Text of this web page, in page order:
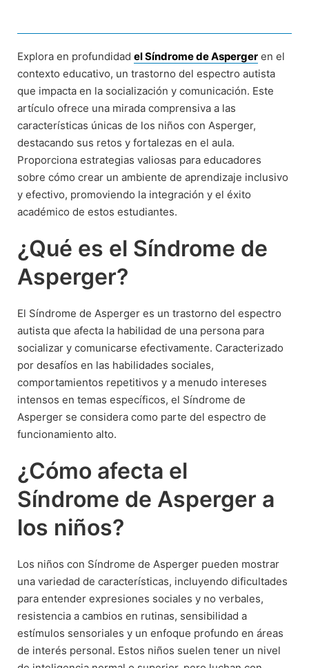
Explora en profundidad el Síndrome de Asperger en el
contexto educativo, un trastorno del espectro autista
que impacta en la socialización y comunicación. Este
artículo ofrece una mirada comprensiva a las
características únicas de los niños con Asperger,
destacando sus retos y fortalezas en el aula.
Proporciona estrategias valiosas para educadores
sobre cómo crear un ambiente de aprendizaje inclusivo
y efectivo, promoviendo la integración y el éxito
académico de estos estudiantes.
¿Qué es el Síndrome de
Asperger?
El Síndrome de Asperger es un trastorno del espectro
autista que afecta la habilidad de una persona para
socializar y comunicarse efectivamente. Caracterizado
por desafíos en las habilidades sociales,
comportamientos repetitivos y a menudo intereses
intensos en temas específicos, el Síndrome de
Asperger se considera como parte del espectro de
funcionamiento alto.
¿Cómo afecta el
Síndrome de Asperger a
los niños?
Los niños con Síndrome de Asperger pueden mostrar
una variedad de características, incluyendo dificultades
para entender expresiones sociales y no verbales,
resistencia a cambios en rutinas, sensibilidad a
estímulos sensoriales y un enfoque profundo en áreas
de interés personal. Estos niños suelen tener un nivel